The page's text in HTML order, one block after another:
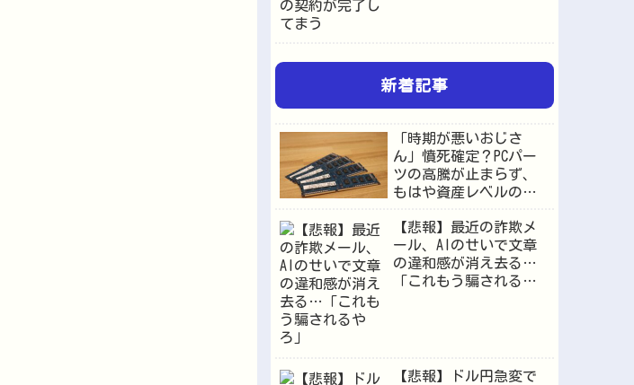
新着記事
「時期が悪いおじさ
ん」憤死確定？PCパー
ツの高騰が止まらず、
もはや資産レベルの価
【悲報】最近の詐欺メ
ール、AIのせいで文章
の違和感が消え去る…
「これもう騙されるや
【悲報】ドル円急変で